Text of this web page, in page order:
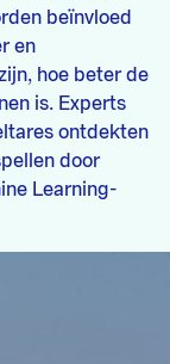
beïnvloed
en
hoe beter de
is. Experts
ontdekten
door
Learning-